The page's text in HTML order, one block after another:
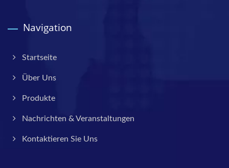
Navigation
Startseite
Über Uns
Produkte
Nachrichten & Veranstaltungen
Kontaktieren Sie Uns